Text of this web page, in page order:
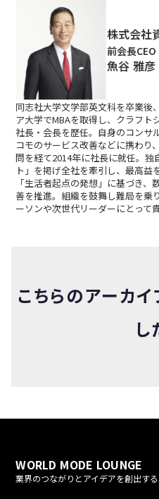
株式会社
前会長CEO
魚谷 雅
同志社大学文学部英文科を卒業後
ア大学でMBAを取得し、クラフト
社長・会長を歴任。自身のコンサ
コモのサービス改善などに携わり
問を経て2014年に社長に就任。独
ト」を掲げ全社を牽引し、最高益
「生活者起点の発想」に基づき
善を推進。組織を鼓舞し難局を乗
ーソンや次世代リーダーにとって
こちらのアーカ
し
WORLD MODE LOUNGE
業界のつながりとアイデアを創出す